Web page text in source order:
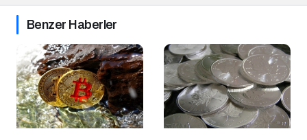
Benzer Haberler